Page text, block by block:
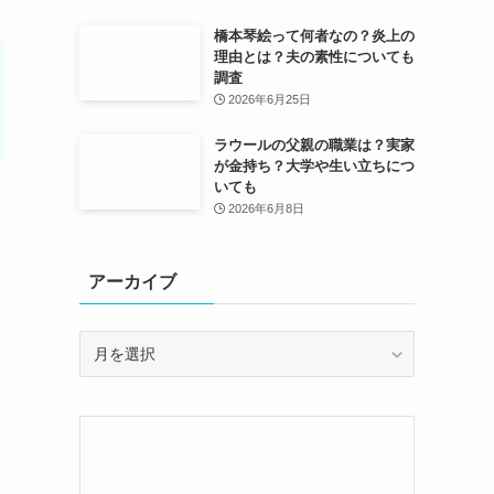
橋本琴絵って何者なの？炎上の
理由とは？夫の素性についても
調査
2026年6月25日
ラウールの父親の職業は？実家
が金持ち？大学や生い立ちにつ
いても
2026年6月8日
アーカイブ
イ